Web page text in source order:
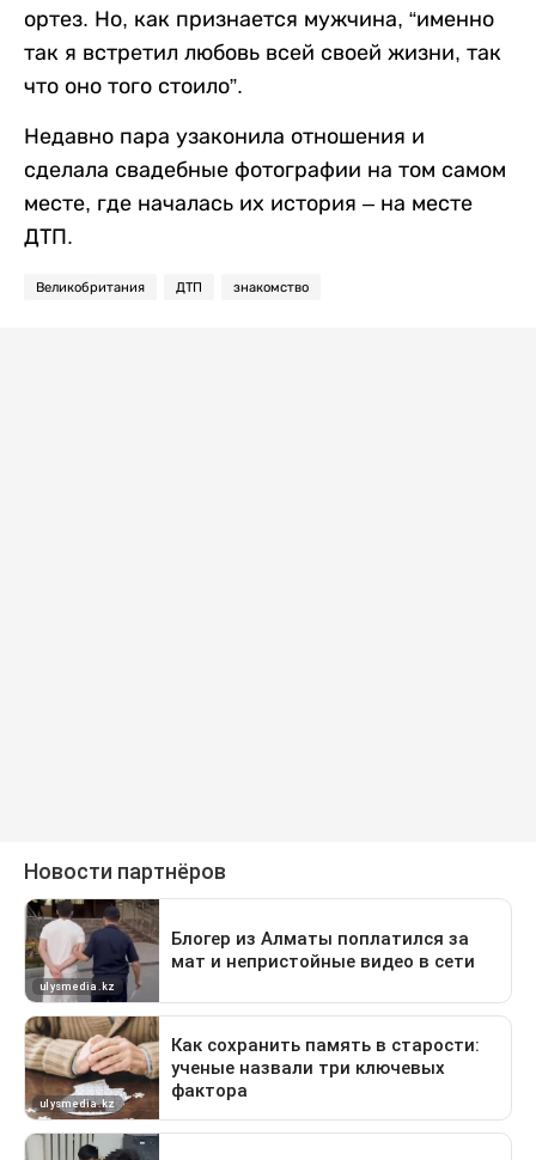
ортез. Но, как признается мужчина, “именно
так я встретил любовь всей своей жизни, так
что оно того стоило”.
Недавно пара узаконила отношения и
сделала свадебные фотографии на том самом
месте, где началась их история – на месте
ДТП.
Великобритания ДТП знакомство